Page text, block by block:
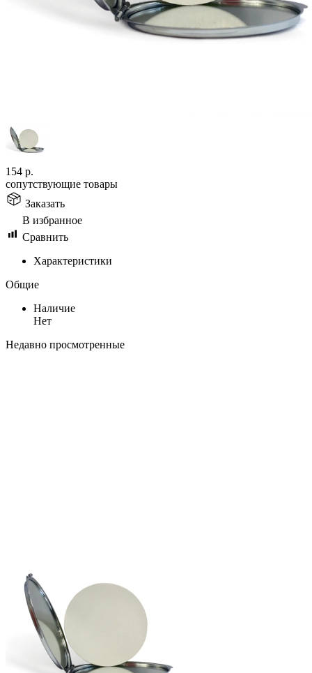
154 р.
сопутствующие товары
Заказать
В избранное
Сравнить
Характеристики
Общие
Наличие
Нет
Недавно просмотренные